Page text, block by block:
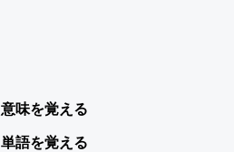
意味を覚える
単語を覚える